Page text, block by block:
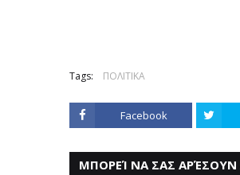
Tags: ΠΟΛΙΤΙΚΑ
Facebook
ΜΠΟΡΕΊ ΝΑ ΣΑΣ ΑΡΈΣΟΥΝ